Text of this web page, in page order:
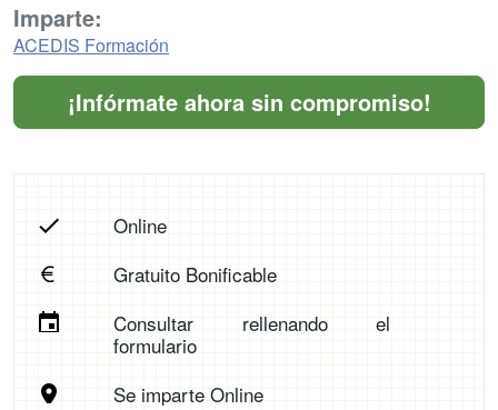
Imparte:
ACEDIS Formación
¡Infórmate ahora sin compromiso!
Online
Gratuito Bonificable
Consultar rellenando el
formulario
Se imparte Online